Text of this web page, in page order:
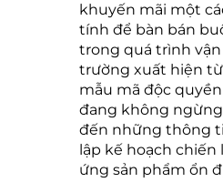
khuyến mãi một
tính để bàn bán
trong quá trình
trường xuất hiện từ
mẫu mã độc
đang không
đến những thông
lập kế hoạch
ứng sản phẩm ổn